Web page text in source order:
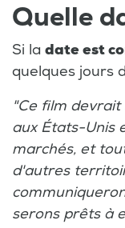
Quelle
Si la date est
quelques jours
"Ce film
aux États-Unis
marchés, et
d'autres
serons prêts à